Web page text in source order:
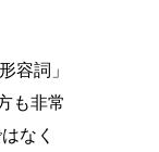
容詞」
も非常
なく